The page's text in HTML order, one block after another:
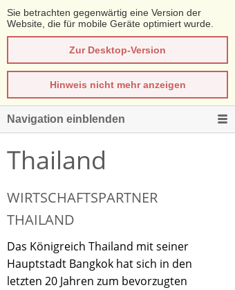
Sie betrachten gegenwärtig eine Version der
Website, die für mobile Geräte optimiert wurde.
Zur Desktop-Version
Hinweis nicht mehr anzeigen
Navigation einblenden
Thailand
WIRTSCHAFTSPARTNER
THAILAND
Das Königreich Thailand mit seiner
Hauptstadt Bangkok hat sich in den
letzten 20 Jahren zum bevorzugten